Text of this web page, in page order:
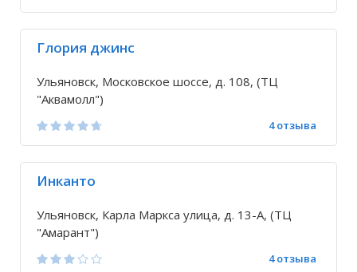
Глория джинс
Ульяновск, Московское шоссе, д. 108, (ТЦ
"Аквамолл")
4 отзыва
Инканто
Ульяновск, Карла Маркса улица, д. 13-А, (ТЦ
"Амарант")
4 отзыва